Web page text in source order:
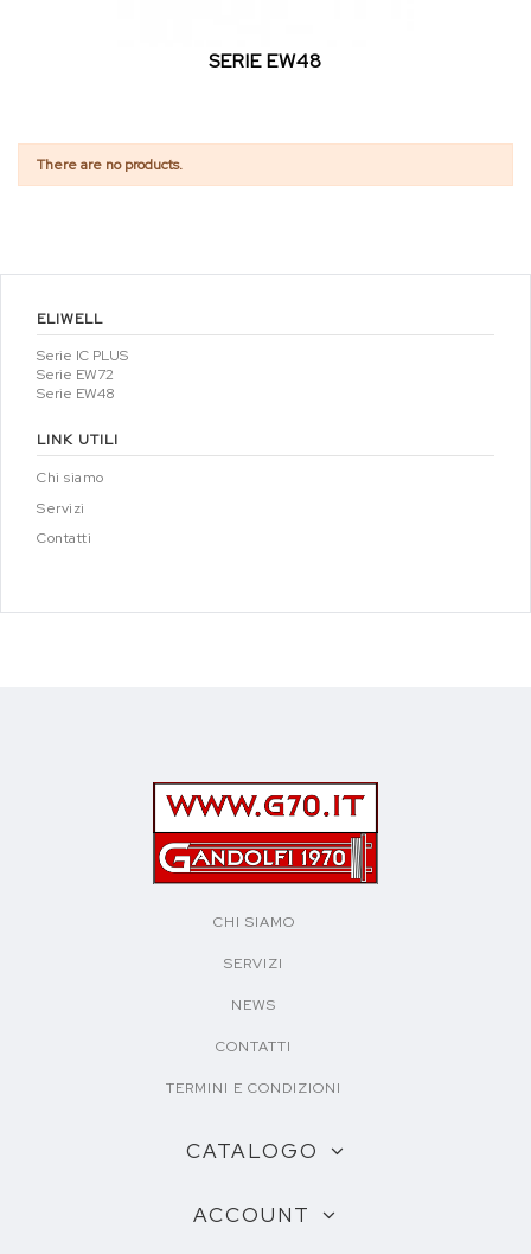
SERIE EW48
There are no products.
ELIWELL
Serie IC PLUS
Serie EW72
Serie EW48
LINK UTILI
Chi siamo
Servizi
Contatti
CHI SIAMO
SERVIZI
NEWS
CONTATTI
TERMINI E CONDIZIONI
CATALOGO
ACCOUNT